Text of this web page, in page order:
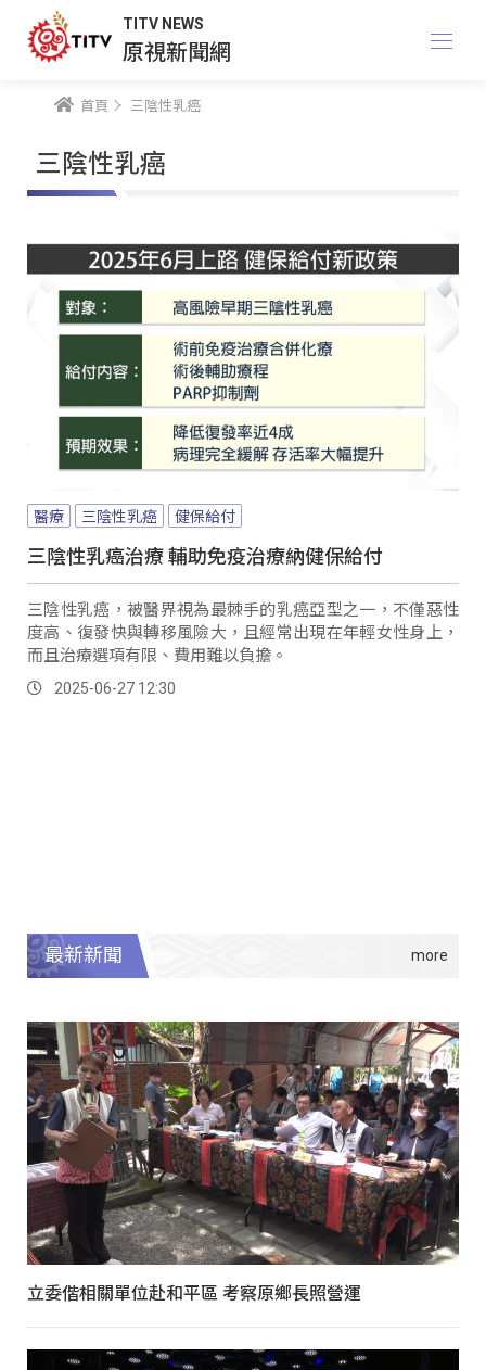
TITV NEWS
原視新聞網
首頁 三陰性乳癌
三陰性乳癌
醫療 三陰性乳癌 健保給付
三陰性乳癌治療 輔助免疫治療納健保給付
三陰性乳癌，被醫界視為最棘手的乳癌亞型之一，不僅惡性
度高、復發快與轉移風險大，且經常出現在年輕女性身上，
而且治療選項有限、費用難以負擔。
2025-06-27 12:30
最新新聞
立委偕相關單位赴和平區 考察原鄉長照營運